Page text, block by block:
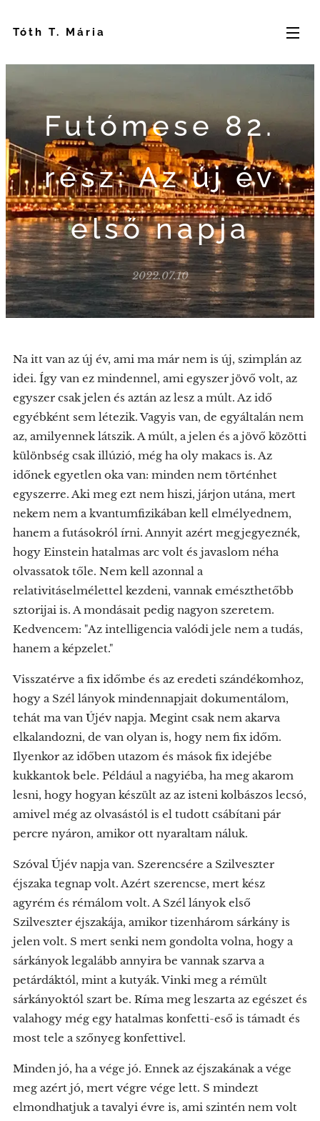
Tóth T. Mária
Futómese 82.
rész: Az új év
első napja
2022.07.10
Na itt van az új év, ami ma már nem is új, szimplán az
idei. Így van ez mindennel, ami egyszer jövő volt, az
egyszer csak jelen és aztán az lesz a múlt. Az idő
egyébként sem létezik. Vagyis van, de egyáltalán nem
az, amilyennek látszik. A múlt, a jelen és a jövő közötti
különbség csak illúzió, még ha oly makacs is. Az
időnek egyetlen oka van: minden nem történhet
egyszerre. Aki meg ezt nem hiszi, járjon utána, mert
nekem nem a kvantumfizikában kell elmélyednem,
hanem a futásokról írni. Annyit azért megjegyeznék,
hogy Einstein hatalmas arc volt és javaslom néha
olvassatok tőle. Nem kell azonnal a
relativitáselmélettel kezdeni, vannak emészthetőbb
sztorijai is. A mondásait pedig nagyon szeretem.
Kedvencem: "Az intelligencia valódi jele nem a tudás,
hanem a képzelet."
Visszatérve a fix időmbe és az eredeti szándékomhoz,
hogy a Szél lányok mindennapjait dokumentálom,
tehát ma van Újév napja. Megint csak nem akarva
elkalandozni, de van olyan is, hogy nem fix időm.
Ilyenkor az időben utazom és mások fix idejébe
kukkantok bele. Például a nagyiéba, ha meg akarom
lesni, hogy hogyan készült az az isteni kolbászos lecsó,
amivel még az olvasástól is el tudott csábítani pár
percre nyáron, amikor ott nyaraltam náluk.
Szóval Újév napja van. Szerencsére a Szilveszter
éjszaka tegnap volt. Azért szerencse, mert kész
agyrém és rémálom volt. A Szél lányok első
Szilveszter éjszakája, amikor tizenhárom sárkány is
jelen volt. S mert senki nem gondolta volna, hogy a
sárkányok legalább annyira be vannak szarva a
petárdáktól, mint a kutyák. Vinki meg a rémült
sárkányoktól szart be. Ríma meg leszarta az egészet és
valahogy még egy hatalmas konfetti-eső is támadt és
most tele a szőnyeg konfettivel.
Minden jó, ha a vége jó. Ennek az éjszakának a vége
meg azért jó, mert végre vége lett. S mindezt
elmondhatjuk a tavalyi évre is, ami szintén nem volt